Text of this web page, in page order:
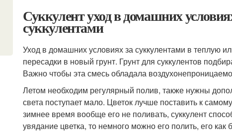
Суккулент уход в домашних
суккулентами
Уход в домашних условиях за суккулентами в теплую
пересадки в новый грунт. Грунт для суккулентов
Важно чтобы эта смесь обладала
Летом необходим регулярный полив, также нужны
света поступает мало. Цветок лучше поставить к
зимнее время вообще его не поливать, суккулент
увядание цветка, то немного можно его полить, его